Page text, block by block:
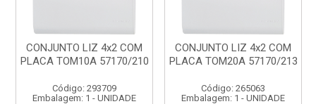
CONJUNTO LIZ 4x2 COM
PLACA TOM10A 57170/210
Código: 293709
Embalagem: 1 - UNIDADE
CONJUNTO LIZ 4x2 COM
PLACA TOM20A 57170/213
Código: 265063
Embalagem: 1 - UNIDADE